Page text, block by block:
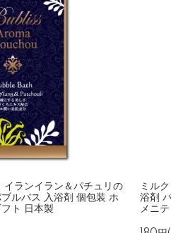
ランイラン＆パチュリの
ルバス 入浴剤 個包装 ホ
ト 日本製
ミル
浴剤
メニ